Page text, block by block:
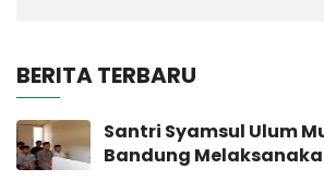
BERITA TERBARU
Santri Syamsul Ulum
Bandung